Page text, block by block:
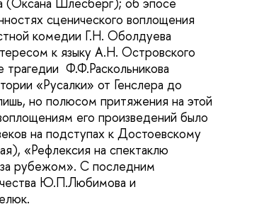
сценического воплощения
комедии Г.Н. Оболдуева
к языку А.Н. Островского
Ф.Ф.Раскольникова
«Русалки» от Генслера до
но полюсом притяжения на этой
его произведений было
на подступах к Достоевскому
«Рефлексия на спектаклю
рубежом». С последним
Ю.П.Любимова и